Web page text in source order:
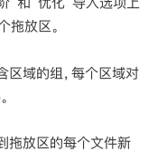
拖放区。
区域的组，每个区域对
拖放区的每个文件新